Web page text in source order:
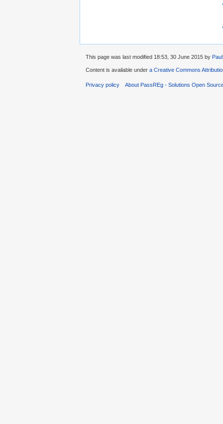
This page was last modified 18:53, 30 June 2015 by
Content is available under a Creative Commons
Privacy policy About PassREg - Solutions Open